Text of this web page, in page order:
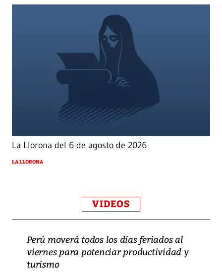
La Llorona del 6 de agosto de 2026
LA LLORONA
VIDEOS
Perú moverá todos los días feriados al
viernes para potenciar productividad y
turismo